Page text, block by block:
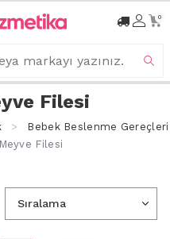
0
Filesi
Bebek Beslenme Gereçleri
Filesi